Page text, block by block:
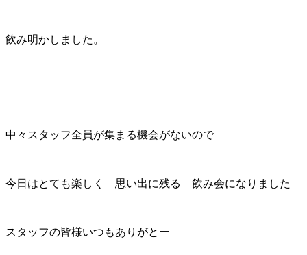
飲み明かしました。
中々スタッフ全員が集まる機会がないので
今日はとても楽しく 思い出に残る 飲み会になりました
スタッフの皆様いつもありがとー